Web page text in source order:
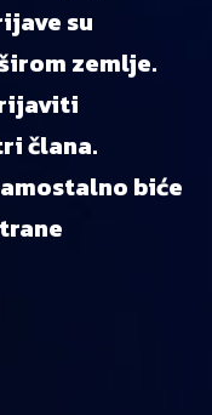
su
zemlje.
člana.
biće